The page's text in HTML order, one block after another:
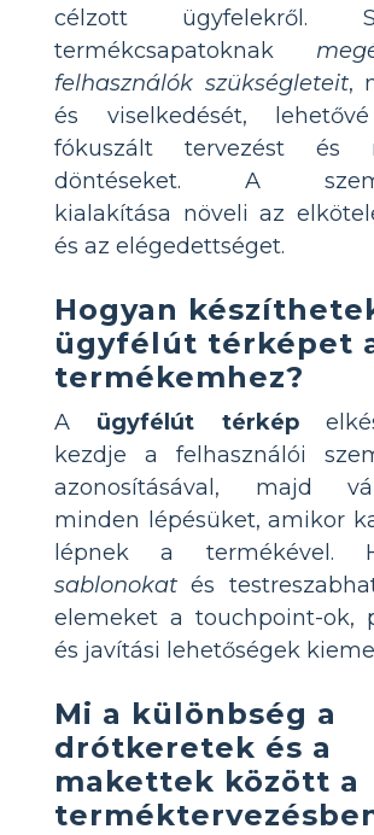
célzott ügyfelekről.
termékcsapatoknak
felhasználók szükségleteit,
és viselkedését,
fókuszált tervezést és
döntéseket. A
kialakítása növeli az
és az elégedettséget.
Hogyan
ügyfélút térképet
termékemhez?
A ügyfélút térkép
kezdje a felhasználói
azonosításával, majd
minden lépésüket, amikor
lépnek a termékével.
sablonokat és
elemeket a touchpoint-ok,
és javítási lehetőségek
Mi a különbség a
drótkeretek és a
makettek között a